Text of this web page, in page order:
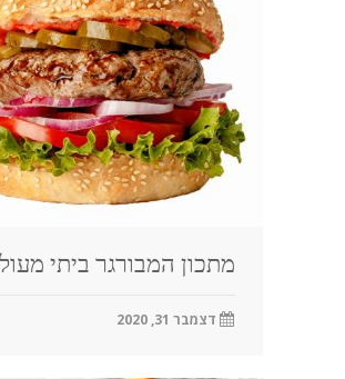
מתכון המבורגר ביתי
דצמבר 31, 2020